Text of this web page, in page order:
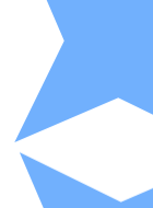
Efectivo
Compra
Comprar